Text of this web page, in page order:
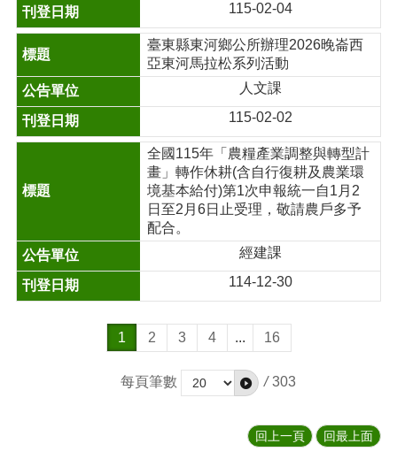
115-02-04
臺東縣東河鄉公所辦理2026晚崙西
亞東河馬拉松系列活動
人文課
115-02-02
全國115年「農糧產業調整與轉型計
畫」轉作休耕(含自行復耕及農業環
境基本給付)第1次申報統一自1月2
日至2月6日止受理，敬請農戶多予
配合。
經建課
114-12-30
1 2 3 4 ... 16
每頁筆數 / 303
回上一頁 回最上面